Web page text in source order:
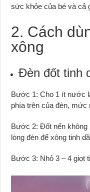
sức khỏe của bé và cả
2. Cách
xông
Đèn đốt tinh
Bước 1: Cho 1 ít nước
phía trên của đèn,
Bước 2: Đốt nến không
lòng đèn để xông tinh
Bước 3: Nhỏ 3 – 4 giọt